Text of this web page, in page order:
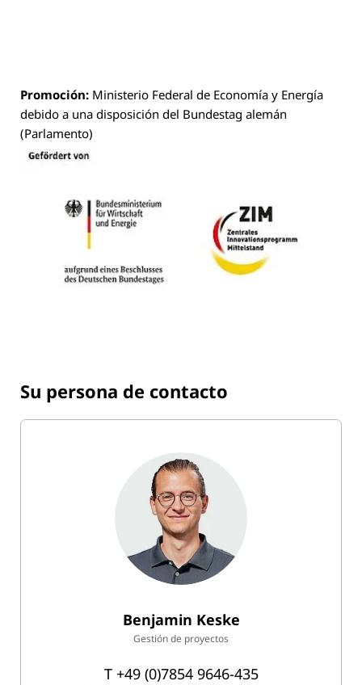
Promoción: Ministerio Federal de Economía y Energía
debido a una disposición del Bundestag alemán
(Parlamento)
Su persona de contacto
Benjamin Keske
Gestión de proyectos
T +49 (0)7854 9646-435